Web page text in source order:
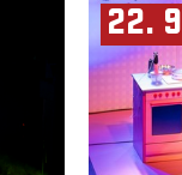
22.